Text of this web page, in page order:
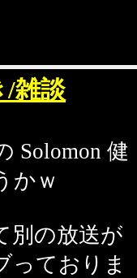
雑談
Solomon 健
かｗ
別の放送が
っておりま